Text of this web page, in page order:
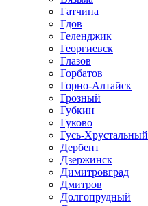
Гатчина
Гдов
Геленджик
Георгиевск
Глазов
Горбатов
Горно-Алтайск
Грозный
Губкин
Гуково
Гусь-Хрустальный
Дербент
Дзержинск
Димитровград
Дмитров
Долгопрудный